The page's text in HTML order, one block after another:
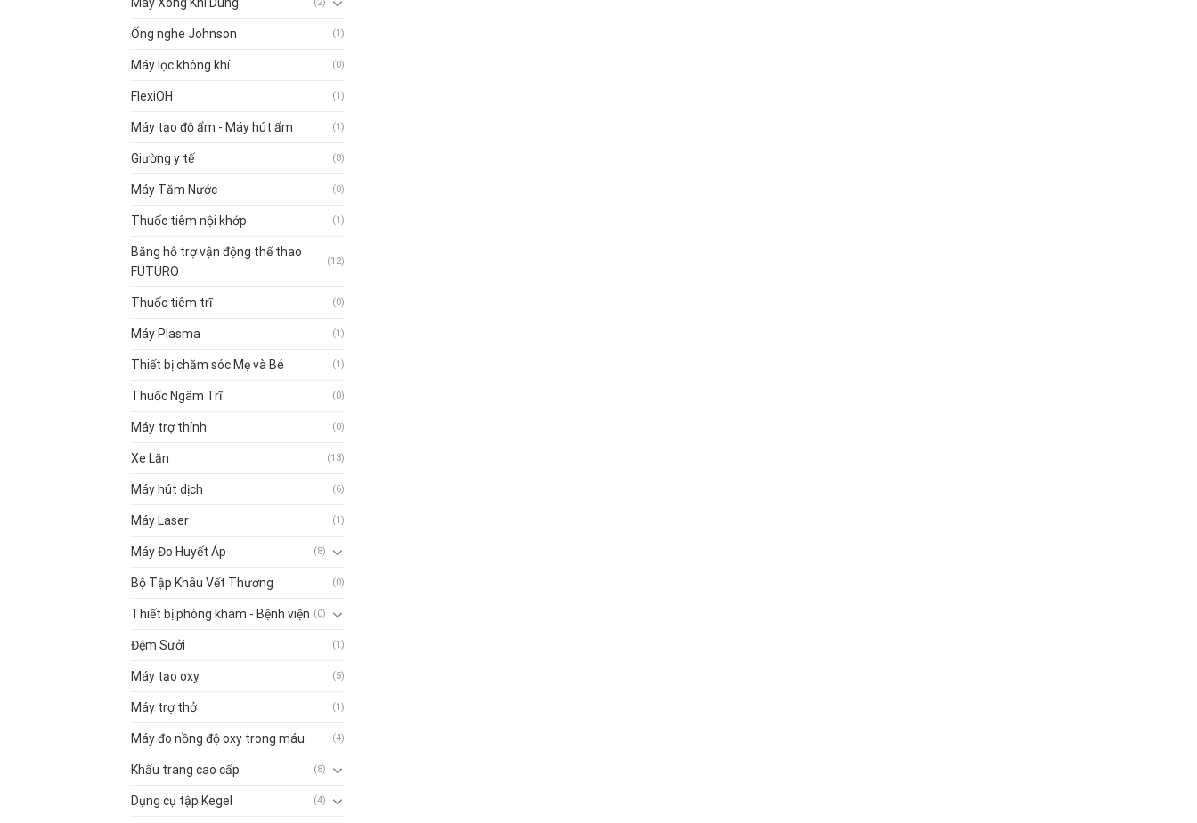
Ống nghe Johnson (1)
Máy lọc không khí (0)
FlexiOH (1)
Máy tạo độ ẩm - Máy hút ẩm (1)
Giường y tế (8)
Máy Tăm Nước (0)
Thuốc tiêm nội khớp (1)
Băng hỗ trợ vận động thể thao
FUTURO
(12)
Thuốc tiêm trĩ (0)
Máy Plasma (1)
Thiết bị chăm sóc Mẹ và Bé (1)
Thuốc Ngâm Trĩ (0)
Máy trợ thính (0)
Xe Lăn (13)
Máy hút dịch (6)
Máy Laser (1)
Máy Đo Huyết Áp (8)
Bộ Tập Khâu Vết Thương (0)
Thiết bị phòng khám - Bệnh viện (0)
Đệm Sưởi (1)
Máy tạo oxy (5)
Máy trợ thở (1)
Máy đo nồng độ oxy trong máu (4)
Khẩu trang cao cấp (8)
Dụng cụ tập Kegel (4)